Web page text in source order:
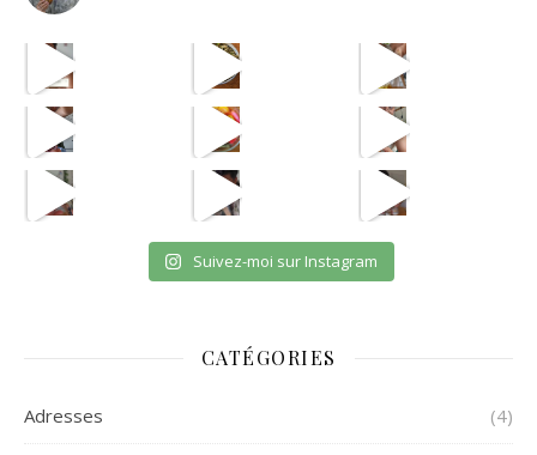
avec les astuces de @aist
Suivez-moi sur Instagram
CATÉGORIES
Adresses (4)